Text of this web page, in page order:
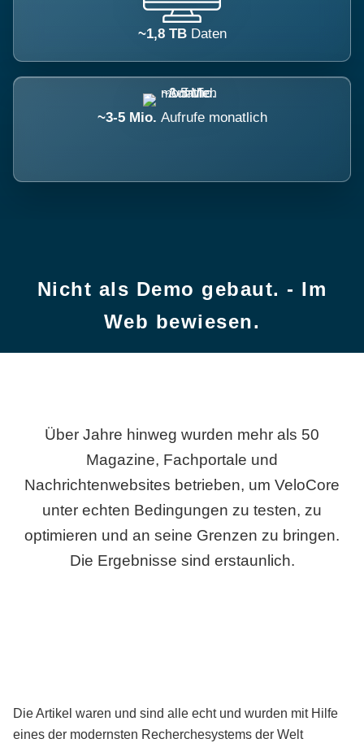
~1,8 TB Daten
~3-5 Mio. Aufrufe monatlich
Nicht als Demo gebaut. - Im
Web bewiesen.
Über Jahre hinweg wurden mehr als 50
Magazine, Fachportale und
Nachrichtenwebsites betrieben, um VeloCore
unter echten Bedingungen zu testen, zu
optimieren und an seine Grenzen zu bringen.
Die Ergebnisse sind erstaunlich.
Die Artikel waren und sind alle echt und wurden mit Hilfe
eines der modernsten Recherchesystems der Welt